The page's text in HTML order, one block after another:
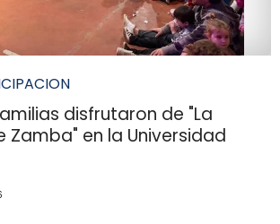
disfrutaron de "La
Zamba" en la Universidad